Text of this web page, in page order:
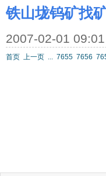
铁山垅钨矿找
2007-02-01 09:01
首页 上一页 ... 7655 7656